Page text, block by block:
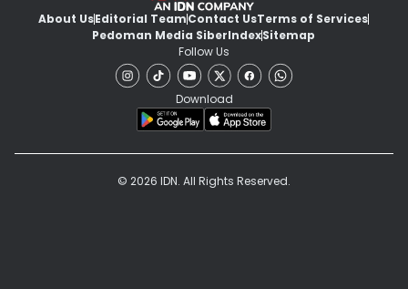
About UsEditorial TeamContact UsTerms of Services
Pedoman Media SiberIndexSitemap
Follow Us
Download
© 2026 IDN. All Rights Reserved.